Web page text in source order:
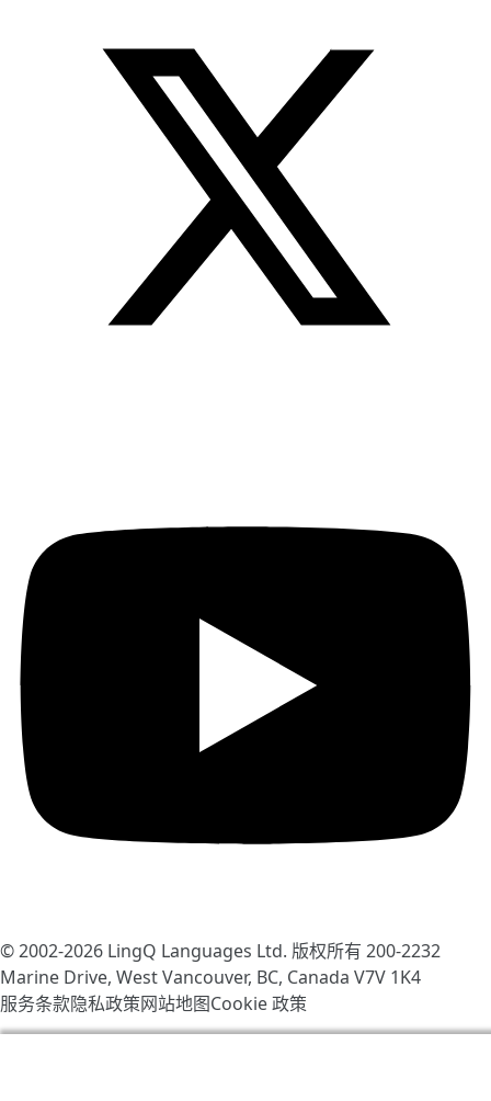
© 2002-2026 LingQ Languages Ltd. 版权所有 200-2232
Marine Drive, West Vancouver, BC, Canada V7V 1K4
服务条款隐私政策网站地图Cookie 政策